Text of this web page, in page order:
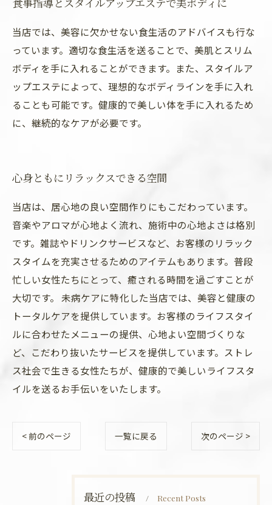
当店では、美容に欠かせない食生活のアドバイスも行な
っています。適切な食生活を送ることで、美肌とスリム
ボディを手に入れることができます。また、スタイルア
ップエステによって、理想的なボディラインを手に入れ
ることも可能です。健康的で美しい体を手に入れるため
に、継続的なケアが必要です。
心身ともにリラックスできる空間
当店は、居心地の良い空間作りにもこだわっています。
音楽やアロマが心地よく流れ、施術中の心地よさは格別
です。雑誌やドリンクサービスなど、お客様のリラック
スタイムを充実させるためのアイテムもあります。普段
忙しい女性たちにとって、癒される時間を過ごすことが
大切です。 未病ケアに特化した当店では、美容と健康の
トータルケアを提供しています。お客様のライフスタイ
ルに合わせたメニューの提供、心地よい空間づくりな
ど、こだわり抜いたサービスを提供しています。ストレ
ス社会で生きる女性たちが、健康的で美しいライフスタ
イルを送るお手伝いをいたします。
< 前のページ 一覧に戻る 次のページ >
最近の投稿 Recent Posts